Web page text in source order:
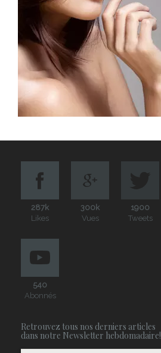
287k
Likes
300k
Vues
1900
Tweets
540
Abonnés
Retrouvez tous nos derniers articles
dans notre Newsletter hebdomadaire!